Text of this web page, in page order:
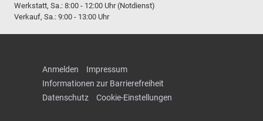
Werkstatt, Sa.: 8:00 - 12:00 Uhr (Notdienst)
Verkauf, Sa.: 9:00 - 13:00 Uhr
Anmelden
Impressum
Informationen zur Barrierefreiheit
Datenschutz
Cookie-Einstellungen